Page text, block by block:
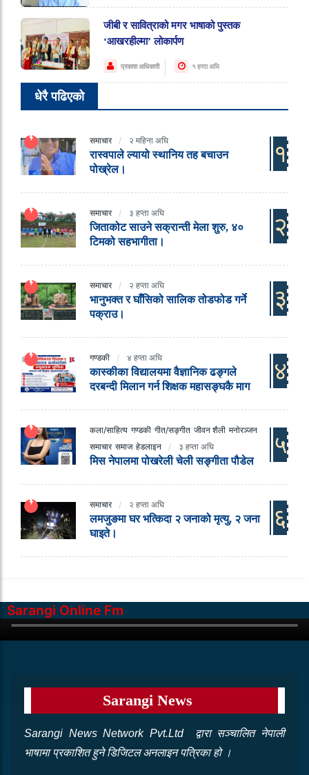
जीबी र सावित्राको मगर भाषाको पुस्तक
‘आखरहील्मा’ लोकार्पण
प्रकाश अधिकारी १ हप्ता अघि
धेरै पढिएको
समाचार २ महिना अघि
रास्वपाले ल्यायो स्थानिय तह बचाउन
पोख्रेल।
१
समाचार ३ हप्ता अघि
जिताकोट साउने सक्रान्ती मेला शुरु, ४०
टिमको सहभागीता।
२
समाचार २ हप्ता अघि
भानुभक्त र घाँसिको सालिक तोडफोड गर्ने
पक्राउ।
३
गण्डकी ४ हप्ता अघि
कास्कीका विद्यालयमा वैज्ञानिक ढङ्गले
दरबन्दी मिलान गर्न शिक्षक महासङ्घकै माग
४
कला/साहित्य गण्डकी गीत/सङ्गीत जीवन शैली मनोरञ्जन
समाचार समाज हेडलाइन ३ हप्ता अघि
मिस नेपालमा पोखरेली चेली सङ्गीता पौडेल
५
समाचार २ हप्ता अघि
लमजुङमा घर भत्किदा २ जनाको मृत्यु, २ जना
घाइते।
६
Sarangi Online Fm
Sarangi News
Sarangi News Network Pvt.Ltd द्वारा सञ्‍चालित नेपाली
भाषामा प्रकाशित हुने डिजिटल अनलाइन पत्रिका हो ।